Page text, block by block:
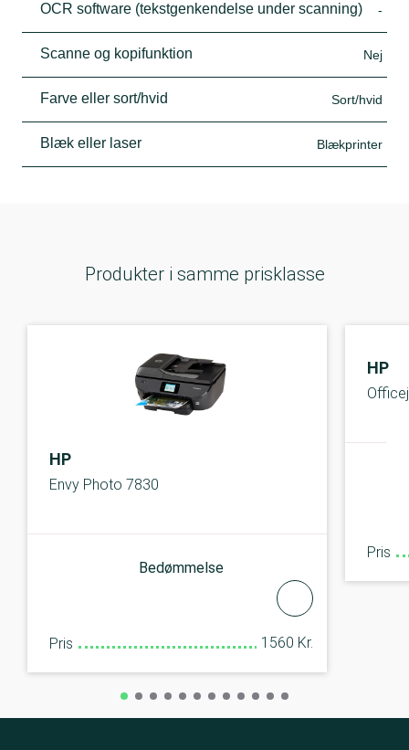
OCR software (tekstgenkendelse under scanning) -
Scanne og kopifunktion Nej
Farve eller sort/hvid Sort/hvid
Blæk eller laser Blækprinter
Produkter i samme prisklasse
HP
Envy Photo 7830
Bedømmelse
Pris 1560 Kr.
HP
Pris